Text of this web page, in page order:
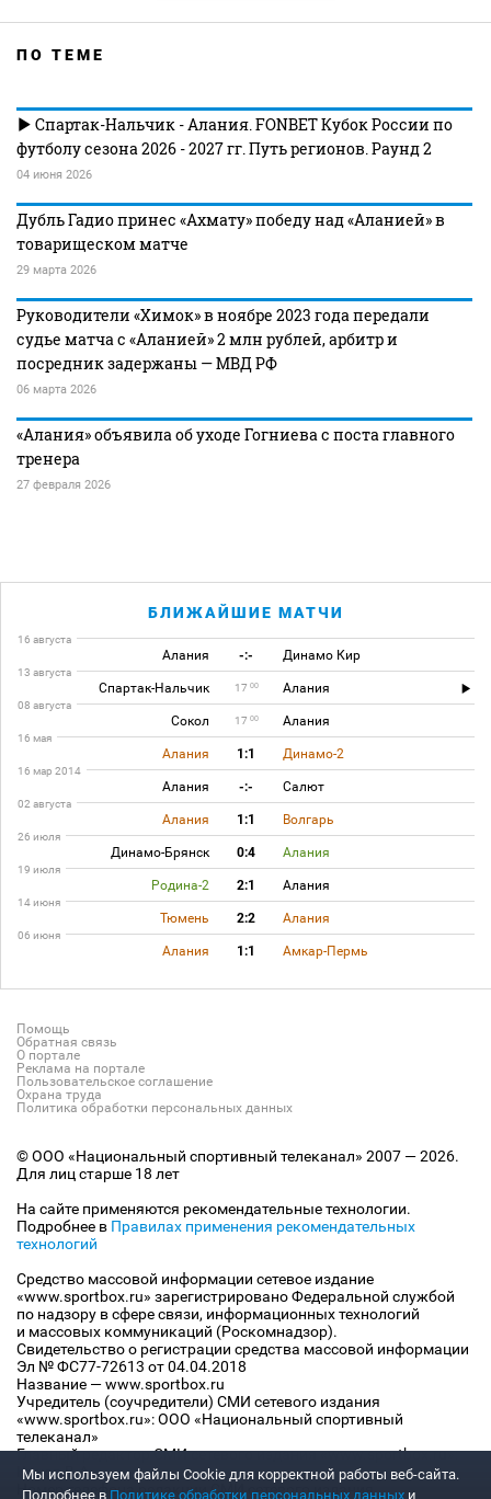
ПО ТЕМЕ
Спартак-Нальчик - Алания. FONBET Кубок России по
футболу сезона 2026 - 2027 гг. Путь регионов. Раунд 2
04 июня 2026
Дубль Гадио принес «Ахмату» победу над «Аланией» в
товарищеском матче
29 марта 2026
Руководители «Химок» в ноябре 2023 года передали
судье матча с «Аланией» 2 млн рублей, арбитр и
посредник задержаны — МВД РФ
06 марта 2026
«Алания» объявила об уходе Гогниева с поста главного
тренера
27 февраля 2026
БЛИЖАЙШИЕ МАТЧИ
16 августа
Алания -:- Динамо Кир
13 августа
Спартак-Нальчик 17 00 Алания
08 августа
Сокол 17 00 Алания
16 мая
Алания 1:1 Динамо-2
16 мар 2014
Алания -:- Салют
02 августа
Алания 1:1 Волгарь
26 июля
Динамо-Брянск 0:4 Алания
19 июля
Родина-2 2:1 Алания
14 июня
Тюмень 2:2 Алания
06 июня
Алания 1:1 Амкар-Пермь
Помощь
Обратная связь
О портале
Реклама на портале
Пользовательское соглашение
Охрана труда
Политика обработки персональных данных
© ООО «Национальный спортивный телеканал» 2007 — 2026.
Для лиц старше 18 лет
На сайте применяются рекомендательные технологии.
Подробнее в Правилах применения рекомендательных
технологий
Средство массовой информации сетевое издание
«www.sportbox.ru» зарегистрировано Федеральной службой
по надзору в сфере связи, информационных технологий
и массовых коммуникаций (Роскомнадзор).
Свидетельство о регистрации средства массовой информации
Эл № ФС77-72613 от 04.04.2018
Название — www.sportbox.ru
Учредитель (соучредители) СМИ сетевого издания
«www.sportbox.ru»: ООО «Национальный спортивный
телеканал»
Главный редактор СМИ сетевого издания «www.sportbox.ru»:
Конов В.А.
Номер телефона редакции СМИ сетевого издания
Мы используем файлы Сookie для корректной работы веб-сайта.
Подробнее в Политике обработки персональных данных и